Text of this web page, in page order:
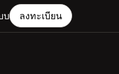
บ ลงทะเบียน